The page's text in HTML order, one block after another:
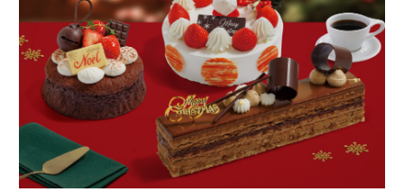
2022
2021
2020
重要なお知らせ